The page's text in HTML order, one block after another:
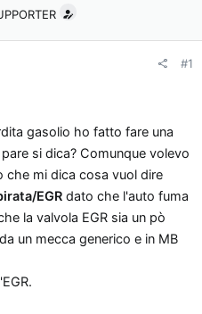
#1
gasolio ho fatto fare una
si dica? Comunque volevo
che mi dica cosa vuol dire
EGR dato che l'auto fuma
la valvola EGR sia un pò
un mecca generico e in MB